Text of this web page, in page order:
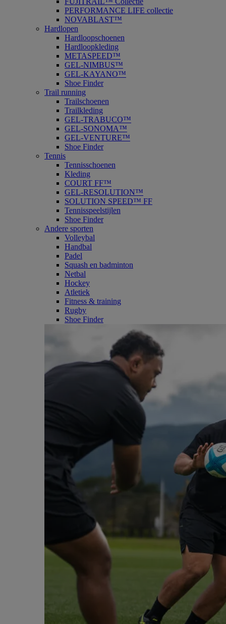
PERFORMANCE LIFE collectie
NOVABLAST™
Hardlopen
Hardloopschoenen
Hardloopkleding
METASPEED™
GEL-NIMBUS™
GEL-KAYANO™
Shoe Finder
Trail running
Trailschoenen
Trailkleding
GEL-TRABUCO™
GEL-SONOMA™
GEL-VENTURE™
Shoe Finder
Tennis
Tennisschoenen
Kleding
COURT FF™
GEL-RESOLUTION™
SOLUTION SPEED™ FF
Tennisspeelstijlen
Shoe Finder
Andere sporten
Volleybal
Handbal
Padel
Squash en badminton
Netbal
Hockey
Atletiek
Fitness & training
Rugby
Shoe Finder